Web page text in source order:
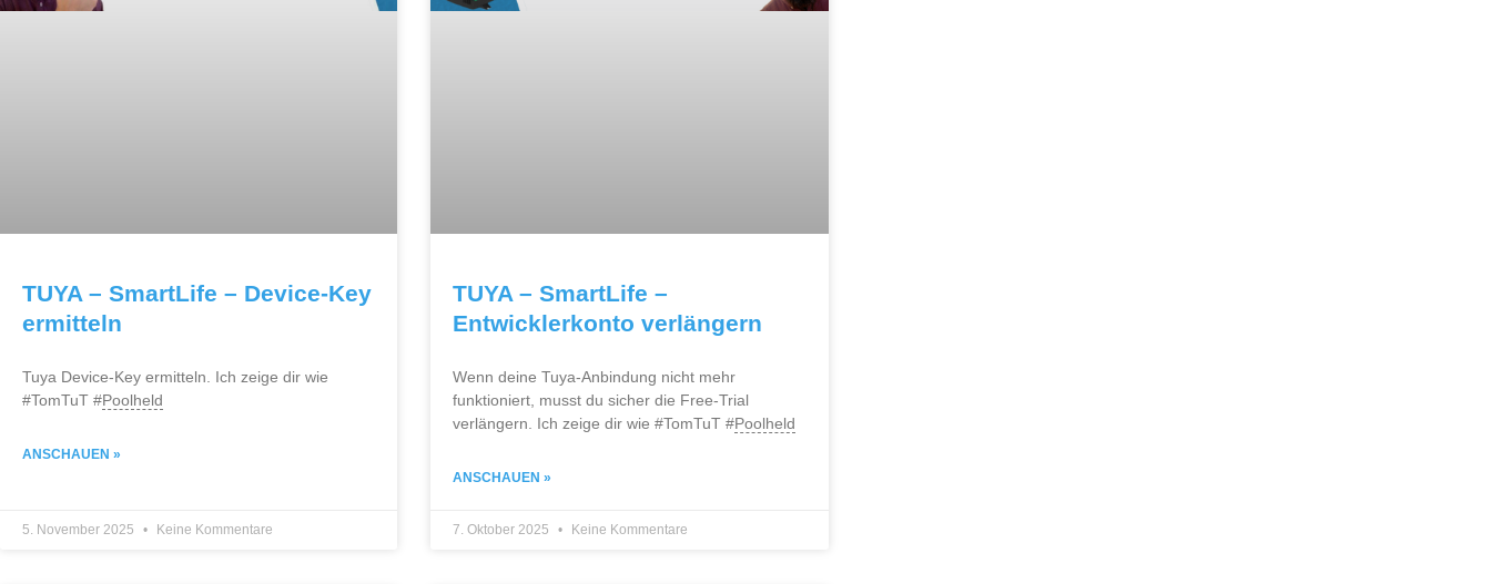
TUYA – SmartLife – Device-Key
ermitteln
Tuya Device-Key ermitteln. Ich zeige dir wie
#TomTuT #Poolheld
ANSCHAUEN »
5. November 2025 Keine Kommentare
TUYA – SmartLife –
Entwicklerkonto verlängern
Wenn deine Tuya-Anbindung nicht mehr
funktioniert, musst du sicher die Free-Trial
verlängern. Ich zeige dir wie #TomTuT #Poolheld
ANSCHAUEN »
7. Oktober 2025 Keine Kommentare